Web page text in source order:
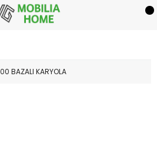
BAZALI KARYOLA